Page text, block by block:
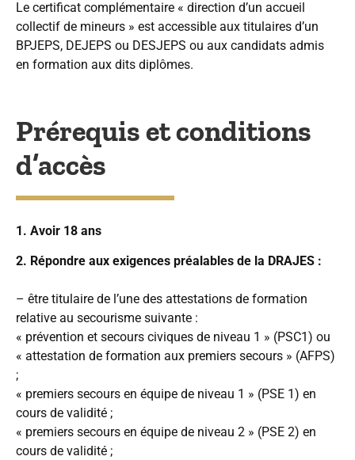
Le certificat complémentaire « direction d’un accueil
collectif de mineurs » est accessible aux titulaires d’un
BPJEPS, DEJEPS ou DESJEPS ou aux candidats admis
en formation aux dits diplômes.
Prérequis et conditions
d’accès
1. Avoir 18 ans
2. Répondre aux exigences préalables de la DRAJES :
– être titulaire de l’une des attestations de formation
relative au secourisme suivante :
« prévention et secours civiques de niveau 1 » (PSC1) ou
« attestation de formation aux premiers secours » (AFPS)
;
« premiers secours en équipe de niveau 1 » (PSE 1) en
cours de validité ;
« premiers secours en équipe de niveau 2 » (PSE 2) en
cours de validité ;